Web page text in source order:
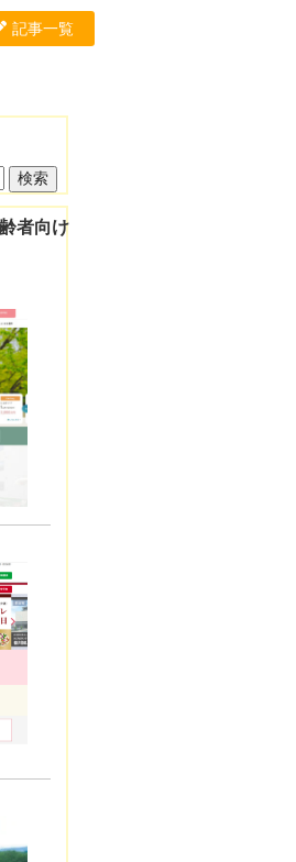
記事一覧
向け住宅一覧
者向け